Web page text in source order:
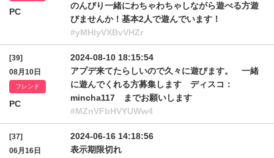
PC
のんびり一緒にわちゃわちゃしながら遊べる方遊
びませんか！基本2人で遊んでいます！
#yMHlyVXBvVHZr
[39]
08月10日
フレンド
PC
2024-08-10 18:15:54
アプデ来てたらしいので久々に遊びます。 一緒
に遊んでくれる方募集します ディスコ：
mincha117 までお願いします
#MZnVFbHVYUWw4
[37]
06月16日
2024-06-16 14:18:56
表示期限切れ